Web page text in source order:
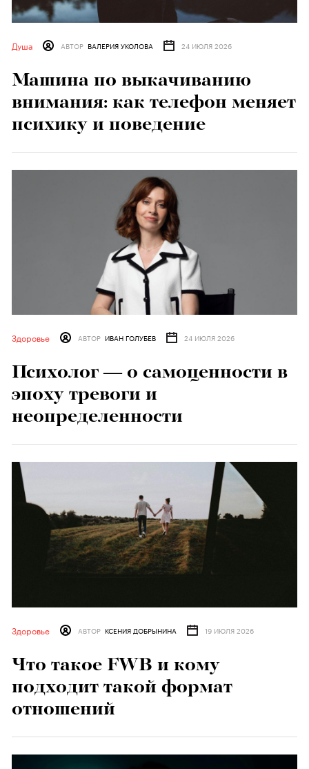
Душа АВТОР ВАЛЕРИЯ УКОЛОВА 24 ИЮЛЯ 2026
Машина по выкачиванию
внимания: как телефон меняет
психику и поведение
Здоровье АВТОР ИВАН ГОЛУБЕВ 24 ИЮЛЯ 2026
Психолог — о самоценности в
эпоху тревоги и
неопределенности
Здоровье АВТОР КСЕНИЯ ДОБРЫНИНА 19 ИЮЛЯ 2026
Что такое FWB и кому
подходит такой формат
отношений